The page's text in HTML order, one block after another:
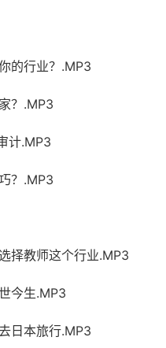
的行业？.MP3
？.MP3
计.MP3
？.MP3
择教师这个行业.MP3
今生.MP3
日本旅行.MP3